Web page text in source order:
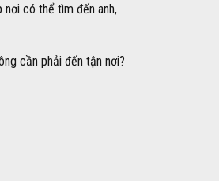
nơi có thể tìm đến anh,
cần phải đến tận nơi?